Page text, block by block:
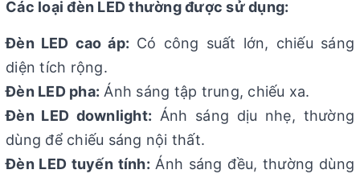
Các loại đèn LED thường được sử dụng:
Đèn LED cao áp: Có công suất lớn, chiếu sáng
diện tích rộng.
Đèn LED pha: Ánh sáng tập trung, chiếu xa.
Đèn LED downlight: Ánh sáng dịu nhẹ, thường
dùng để chiếu sáng nội thất.
Đèn LED tuyến tính: Ánh sáng đều, thường dùng